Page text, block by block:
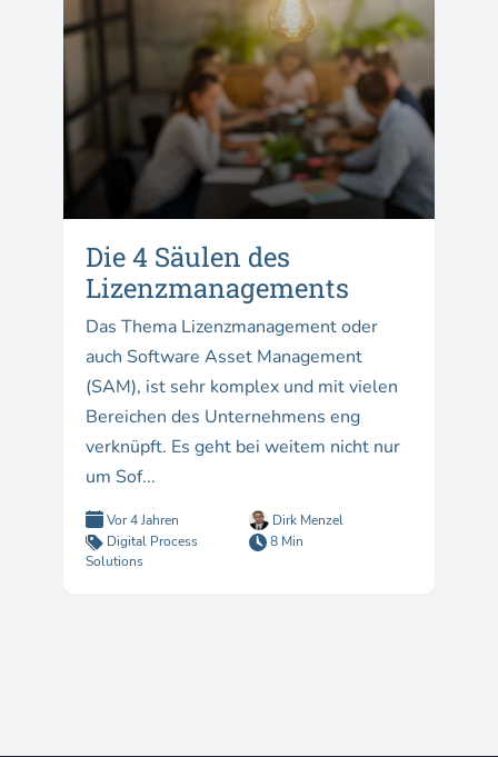
Die 4 Säulen des
Lizenzmanagements
Das Thema Lizenzmanagement oder
auch Software Asset Management
(SAM), ist sehr komplex und mit vielen
Bereichen des Unternehmens eng
verknüpft. Es geht bei weitem nicht nur
um Sof...
Vor 4 Jahren
Dirk Menzel
Digital Process
Solutions
8 Min